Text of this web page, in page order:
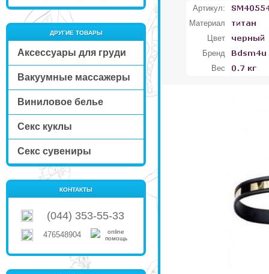
ДРУГИЕ ТОВАРЫ
Аксессуары для груди
Вакуумные массажеры
Виниловое белье
Секс куклы
Секс сувениры
КОНТАКТЫ
(044) 353-55-33
476548904
Артикул:
Материал
Цвет
Бренд
Вес